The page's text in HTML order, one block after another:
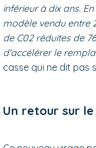
inférieur à dix ans.
modèle vendu entre
de C02 réduites de
d'accélérer le
casse qui ne dit pas
Un retour sur